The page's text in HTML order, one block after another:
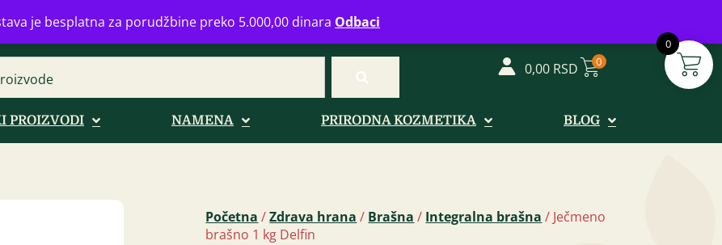
je besplatna za porudžbine preko 5.000,00 dinara Odbaci
0
info@zdravahranaonline.rs+381 (0)11 770 39 61Radno vreme: Ponedeljak - Petak od 08-20h
0,00 RSD 0
PROIZVODI NAMENA PRIRODNA KOZMETIKA BLOG
Početna /Zdrava hrana / Brašna / Integralna brašna / Ječmeno
brašno 1 kg Delfin